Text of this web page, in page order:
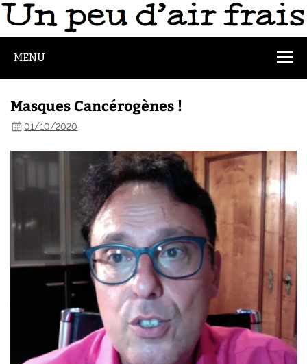
MENU
Masques Cancérogènes !
01/10/2020